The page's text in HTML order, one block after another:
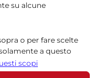
su alcune
o per fare scelte
a questo
qualsiasi momento,
della Cookie
scopi